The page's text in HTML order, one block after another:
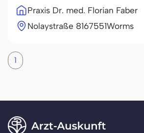
Praxis Dr. med. Florian Faber
Nolaystraße 8167551Worms
1